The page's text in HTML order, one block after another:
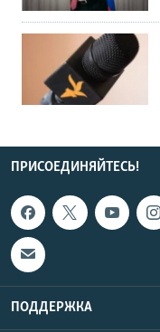
ПРИСОЕДИНЯЙТЕСЬ!
ПОДДЕРЖКА